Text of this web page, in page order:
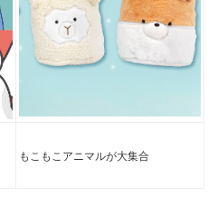
もこもこアニマルが大集合